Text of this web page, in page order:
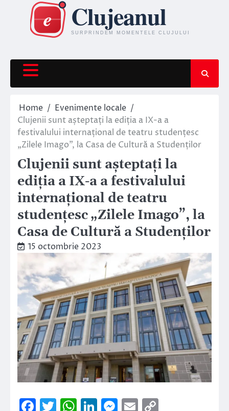
content
Home
Evenimente locale
Clujenii sunt așteptați la ediția a IX-a a
festivalului internațional de teatru studențesc
„Zilele Imago”, la Casa de Cultură a Studenților
Clujenii sunt așteptați la
ediția a IX-a a festivalului
internațional de teatru
studențesc „Zilele Imago”, la
Casa de Cultură a Studenților
15 octombrie 2023